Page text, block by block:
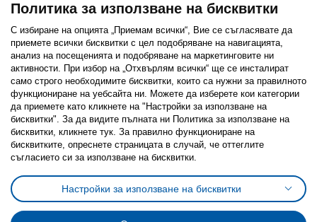
Последвайте ни:
FacebookTwitterYoutubePinterestInstagram
Политика за използване на бисквитки (Cookies)
Избор на настройки за използване на бисквитки
Условия за ползване на ikea.bgОбща политика за личните данни
Политика за защита на личните данни на ikea.bg
Политика за използване на бисквитки
С избиране на опцията „Приемам всички“, Вие се съгласявате да
приемете всички бисквитки с цел подобряване на навигацията,
анализ на посещенията и подобряване на маркетинговите ни
активности. При избор на „Отхвърлям всички“ ще се инсталират
само строго необходимитe бисквитки, които са нужни за правилното
функциониране на уебсайта ни. Можете да изберете кои категории
да приемете като кликнете на "Настройки за използване на
бисквитки". За да видите пълната ни Политика за използване на
бисквитки, кликнете тук. За правилно функциониране на
бисквитките, опреснете страницата в случай, че оттеглите
съгласието си за използване на бисквитки.
Настройки за използване на бисквитки